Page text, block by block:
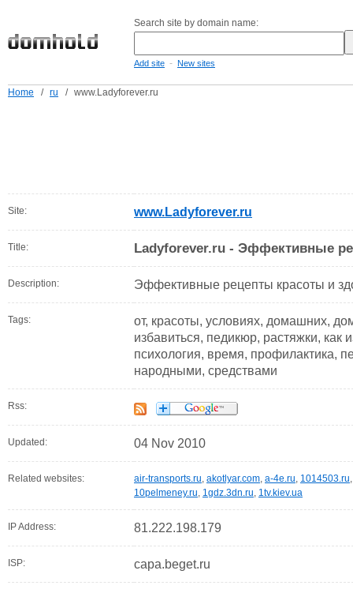
Search site by domain name:
Add site - New sites
Home / ru / www.Ladyforever.ru
Site: www.Ladyforever.ru
Title: Ladyforever.ru - Эффективные
Description: Эффективные рецепты красоты и
Tags:
от, красоты, условиях, домашних,
избавиться, педикюр, растяжки, как
психология, время, профилактика,
народными, средствами
Rss:
Updated: 04 Nov 2010
Related websites: air-transports.ru, akotlyar.com, a-4e.ru, 1014503.ru
10pelmeney.ru, 1gdz.3dn.ru, 1tv.kiev.ua
IP Address: 81.222.198.179
ISP: capa.beget.ru